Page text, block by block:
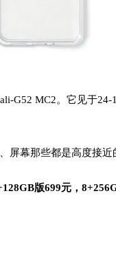
G52 MC2。它见于
屏幕那些都是高度接近
版699元，